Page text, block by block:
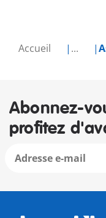
Accueil ...
Abonnez-
profitez